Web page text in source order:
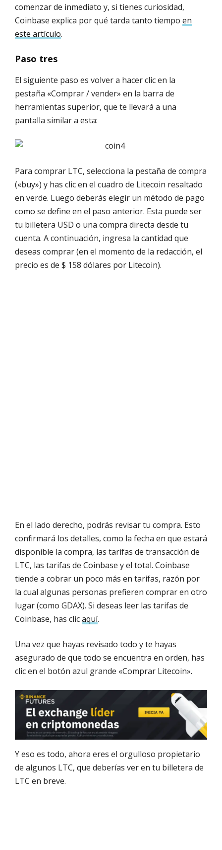
comenzar de inmediato y, si tienes curiosidad,
Coinbase explica por qué tarda tanto tiempo en
este artículo.
Paso tres
El siguiente paso es volver a hacer clic en la
pestaña «Comprar / vender» en la barra de
herramientas superior, que te llevará a una
pantalla similar a esta:
Para comprar LTC, selecciona la pestaña de compra
(«buy») y has clic en el cuadro de Litecoin resaltado
en verde. Luego deberás elegir un método de pago
como se define en el paso anterior. Esta puede ser
tu billetera USD o una compra directa desde tu
cuenta. A continuación, ingresa la cantidad que
deseas comprar (en el momento de la redacción, el
precio es de $ 158 dólares por Litecoin).
En el lado derecho, podrás revisar tu compra. Esto
confirmará los detalles, como la fecha en que estará
disponible la compra, las tarifas de transacción de
LTC, las tarifas de Coinbase y el total. Coinbase
tiende a cobrar un poco más en tarifas, razón por
la cual algunas personas prefieren comprar en otro
lugar (como GDAX). Si deseas leer las tarifas de
Coinbase, has clicaquí.
Una vez que hayas revisado todo y te hayas
asegurado de que todo se encuentra en orden, has
clic en el botón azul grande «Comprar Litecoin».
Y eso es todo, ahora eres el orgulloso propietario
de algunos LTC, que deberías ver en tu billetera de
LTC en breve.